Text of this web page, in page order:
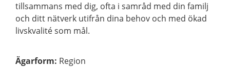
tillsammans med dig, ofta i samråd med din familj
och ditt nätverk utifrån dina behov och med ökad
livskvalité som mål.
Ägarform: Region